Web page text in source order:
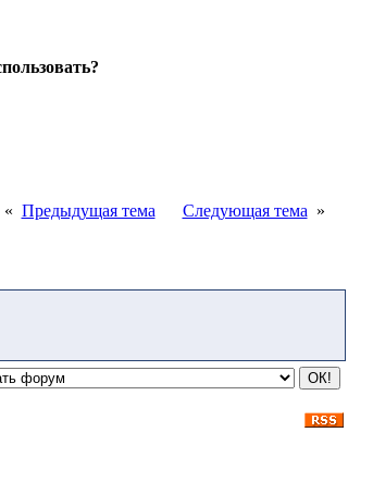
« Предыдущая тема Следующая тема »